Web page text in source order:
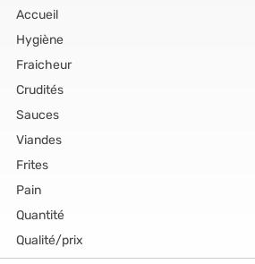
Accueil
Hygiène
Fraicheur
Crudités
Sauces
Viandes
Frites
Pain
Quantité
Qualité/prix